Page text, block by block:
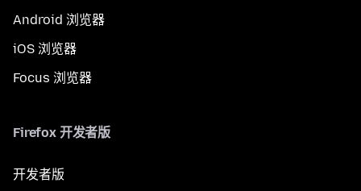
Android 浏览器
iOS 浏览器
Focus 浏览器
Firefox 开发者版
开发者版